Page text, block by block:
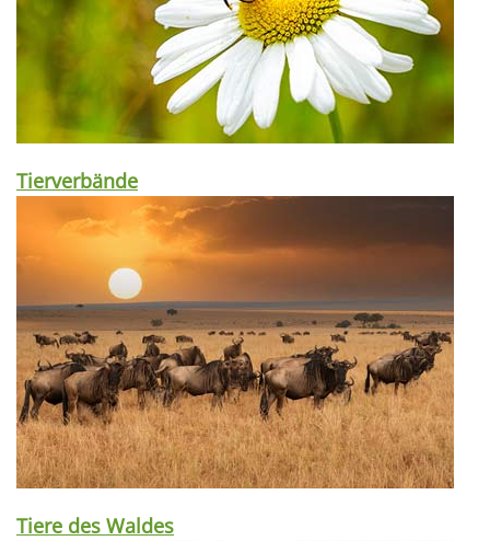
Tierverbände
Tiere des Waldes